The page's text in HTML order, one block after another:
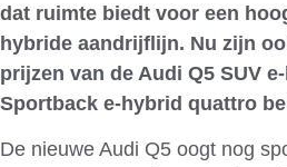
dat ruimte biedt voor een
hybride aandrijflijn. Nu zijn
prijzen van de Audi Q5 SUV
Sportback e-hybrid quattro
De nieuwe Audi Q5 oogt nog